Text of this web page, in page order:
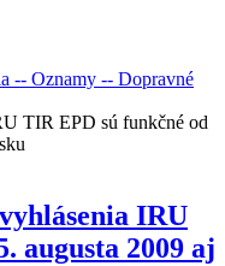
-- Oznamy -- Dopravné
IRU
augusta 2009 aj